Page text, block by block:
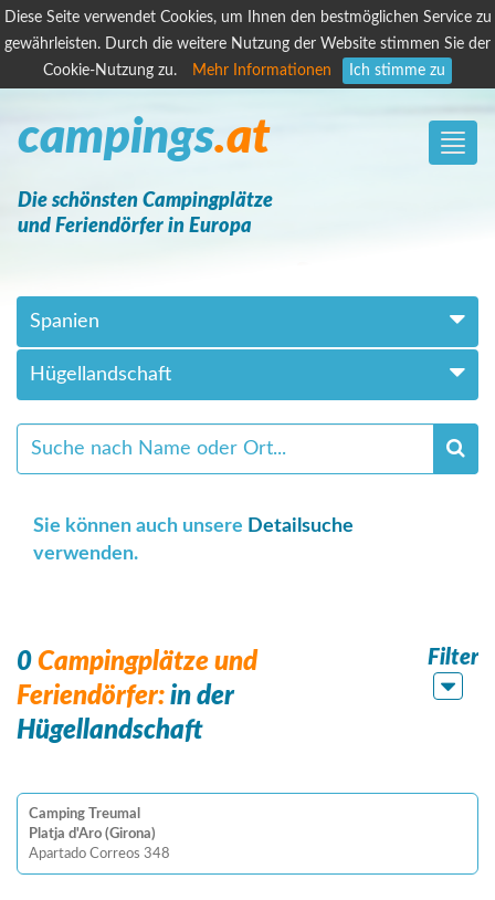
Diese Seite verwendet Cookies, um Ihnen den bestmöglichen Service zu
gewährleisten. Durch die weitere Nutzung der Website stimmen Sie der
Cookie-Nutzung zu.
Mehr Informationen Ich stimme zu
Toggle
campings.at
Die schönsten Campingplätze
und Feriendörfer in Europa
Spanien
Hügellandschaft
Sie können auch unsere Detailsuche
verwenden.
0 Campingplätze und
Feriendörfer: in der
Hügellandschaft
Filter
Camping Treumal
Platja d'Aro (Girona)
Apartado Correos 348